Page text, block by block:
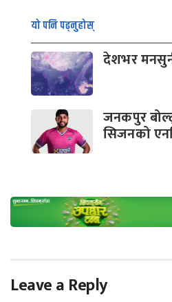
यो पनि पढ्नुहोस्
देशभर
जनकपुर
सिजनको
Leave a Reply